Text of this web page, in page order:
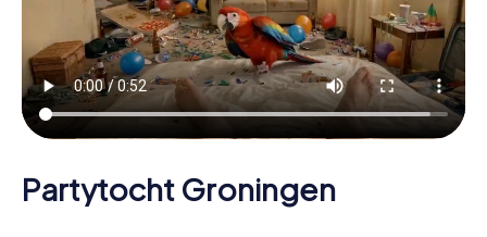
Partytocht Groningen